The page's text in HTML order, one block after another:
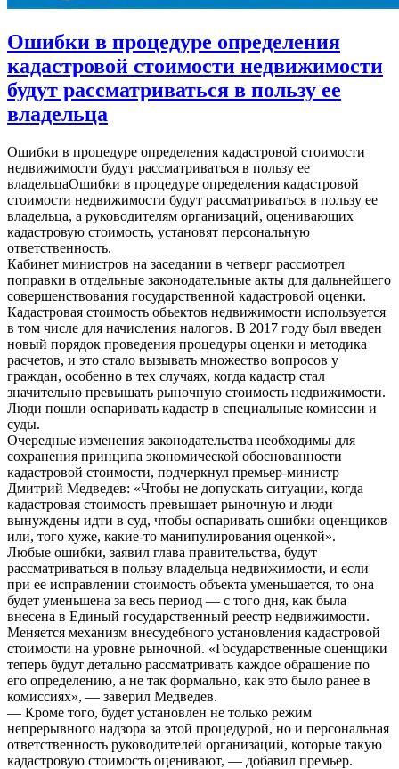
Ошибки в процедуре определения
кадастровой стоимости недвижимости
будут рассматриваться в пользу ее
владельца
Ошибки в процедуре определения кадастровой стоимости
недвижимости будут рассматриваться в пользу ее
владельцаОшибки в процедуре определения кадастровой
стоимости недвижимости будут рассматриваться в пользу ее
владельца, а руководителям организаций, оценивающих
кадастровую стоимость, установят персональную
ответственность.
Кабинет министров на заседании в четверг рассмотрел
поправки в отдельные законодательные акты для дальнейшего
совершенствования государственной кадастровой оценки.
Кадастровая стоимость объектов недвижимости используется
в том числе для начисления налогов. В 2017 году был введен
новый порядок проведения процедуры оценки и методика
расчетов, и это стало вызывать множество вопросов у
граждан, особенно в тех случаях, когда кадастр стал
значительно превышать рыночную стоимость недвижимости.
Люди пошли оспаривать кадастр в специальные комиссии и
суды.
Очередные изменения законодательства необходимы для
сохранения принципа экономической обоснованности
кадастровой стоимости, подчеркнул премьер-министр
Дмитрий Медведев: «Чтобы не допускать ситуации, когда
кадастровая стоимость превышает рыночную и люди
вынуждены идти в суд, чтобы оспаривать ошибки оценщиков
или, того хуже, какие-то манипулирования оценкой».
Любые ошибки, заявил глава правительства, будут
рассматриваться в пользу владельца недвижимости, и если
при ее исправлении стоимость объекта уменьшается, то она
будет уменьшена за весь период — с того дня, как была
внесена в Единый государственный реестр недвижимости.
Меняется механизм внесудебного установления кадастровой
стоимости на уровне рыночной. «Государственные оценщики
теперь будут детально рассматривать каждое обращение по
его определению, а не так формально, как это было ранее в
комиссиях», — заверил Медведев.
— Кроме того, будет установлен не только режим
непрерывного надзора за этой процедурой, но и персональная
ответственность руководителей организаций, которые такую
кадастровую стоимость оценивают, — добавил премьер.